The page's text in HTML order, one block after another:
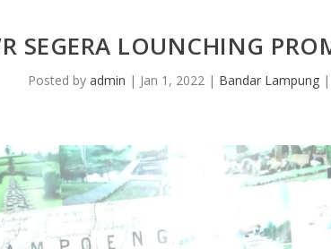
SEGERA LOUNCHING
Posted byadmin | Jan 1, 2022 | Bandar Lampung